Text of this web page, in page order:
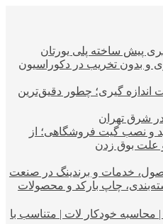
پیش ساخته پلی یورتان
و بدون تخریب در دکوراسیون
اندازه گیری؛ چطور دقیق‌ترین
شرق تهران
و نصب گیت فروشگاهی؛ از
علت بوق زدن
خدمات و برندینگ در صنعت
چاپ بارکد و محصولات
خودکار لات | متناسب با